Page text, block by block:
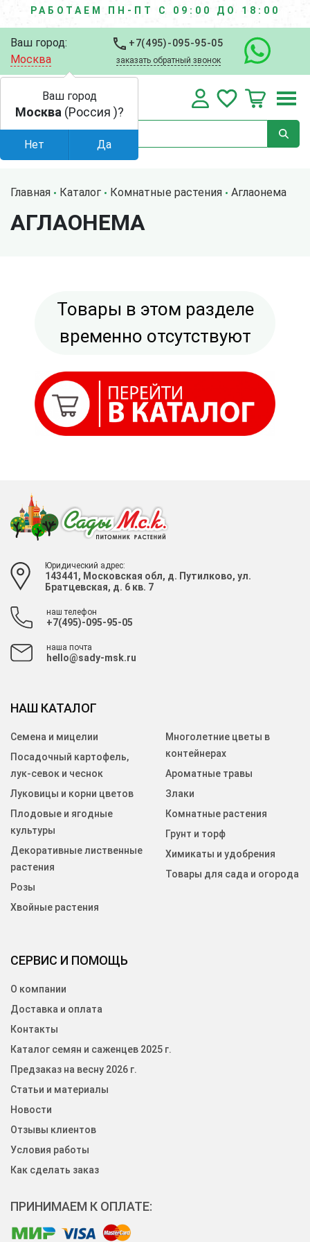
РАБОТАЕМ ПН-ПТ С 09:00 ДО 18:00
Ваш город:
Москва
+7(495)-095-95-05
заказать обратный звонок
Главная Каталог Комнатные растения Аглаонема
АГЛАОНЕМА
Товары в этом разделе
временно отсутствуют
Юридический адрес:
143441, Московская обл, д. Путилково, ул.
Братцевская, д. 6 кв. 7
наш телефон
+7(495)-095-95-05
наша почта
hello@sady-msk.ru
СЕРВИС И ПОМОЩЬ
О компании
Доставка и оплата
Контакты
Каталог семян и саженцев 2025 г.
Предзаказ на весну 2026 г.
Статьи и материалы
Новости
Отзывы клиентов
Условия работы
Как сделать заказ
НАШ КАТАЛОГ
Семена и мицелии
Посадочный картофель,
лук-севок и чеснок
Луковицы и корни цветов
Плодовые и ягодные
культуры
Декоративные лиственные
растения
Розы
Хвойные растения
Многолетние цветы в
контейнерах
Ароматные травы
Злаки
Комнатные растения
Грунт и торф
Химикаты и удобрения
Товары для сада и огорода
ПРИНИМАЕМ К ОПЛАТЕ:
Ваш город
Москва (Россия )?
Нет Да